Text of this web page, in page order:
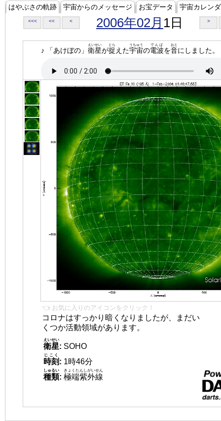
はやぶさの軌跡 宇宙からのメッセージ お宝データ 宇宙カレン
<<< << < 2006年02月 1日 >
♪ 「あけぼの」 衛星
えいせい
が捉
とら
えた宇宙
うちゅう
の電波
でんぱ
を音
おと
にしました。
👈 お気に入りのアイコンをクリック！
コロナはすっかり暗くなりましたが、まだい
くつか活動領域があります。
衛星
えいせい
: SOHO
時刻
じこく
: 1時46分
種類
しゅるい
: 極端紫外線
きょくたんしがいせん